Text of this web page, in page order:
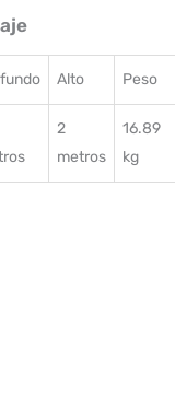
Alto Peso
2
metros
16.89
kg